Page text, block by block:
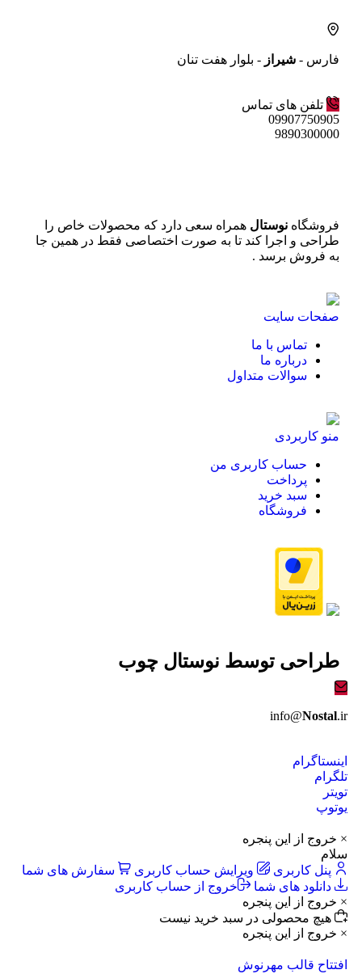
فارس - شیراز - بلوار هفت تنان
تلفن های تماس
09907750905
9890300000
فروشگاه نوستال همراه سعی دارد که محصولات خاص را
طراحی و اجرا کند تا به صورت اختصاصی فقط در همین جا
به فروش برسد .
صفحات سایت
تماس با ما
درباره ما
سوالات متداول
منو کاربردی
حساب کاربری من
پرداخت
سبد خرید
فروشگاه
طراحی توسط نوستال چوب
info@Nostal.ir
اینستاگرام
تلگرام
تویتر
یوتوپ
× خروج از این پنجره
سلام
پنل کاربری
ویرایش حساب کاربری
سفارش های شما
دانلود های شما
خروج از حساب کاربری
× خروج از این پنجره
هیچ محصولی در سبد خرید نیست
× خروج از این پنجره
افتتاح قالب مهرنوش